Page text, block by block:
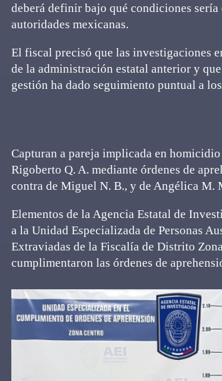
deberá definir bajo qué condiciones sería
autoridades mexicanas.
El fiscal precisó que las investigaciones
de la administración estatal anterior y
gestión ha dado seguimiento puntual a
Capturan a pareja implicada en
Rigoberto Q. A. mediante órdenes de
contra de Miguel N. B., y de Angélica M.
Elementos de la Agencia Estatal de
a la Unidad Especializada de Personas
Extraviadas de la Fiscalía de Distrito
cumplimentaron las órdenes de